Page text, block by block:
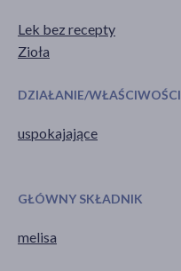
Lek bez recepty
Zioła
DZIAŁANIE/WŁAŚCIWOŚCI
uspokajające
GŁÓWNY SKŁADNIK
melisa